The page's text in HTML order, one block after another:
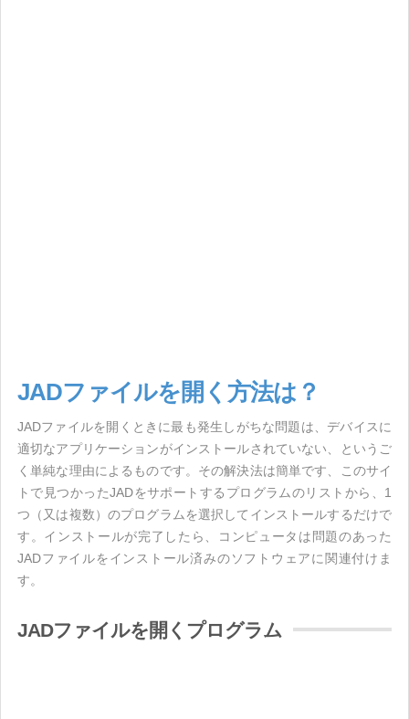
JADファイルを開く方法は？
JADファイルを開くときに最も発生しがちな問題は、デバイスに
適切なアプリケーションがインストールされていない、というご
く単純な理由によるものです。その解決法は簡単です、このサイ
トで見つかったJADをサポートするプログラムのリストから、1
つ（又は複数）のプログラムを選択してインストールするだけで
す。インストールが完了したら、コンピュータは問題のあった
JADファイルをインストール済みのソフトウェアに関連付けま
す。
JADファイルを開くプログラム